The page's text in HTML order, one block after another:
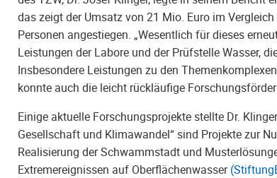
das zeigt der Umsatz von 21 Mio. Euro im
Personen angestiegen. „Wesentlich für dieses
Leistungen der Labore und der Prüfstelle Wasser,
Insbesondere Leistungen zu den
konnte auch die leicht rückläufige
Einige aktuelle Forschungsprojekte stellte Dr.
Gesellschaft und Klimawandel“ sind Projekte zur
Realisierung der Schwammstadt und
Extremereignissen auf Oberflächenwasser